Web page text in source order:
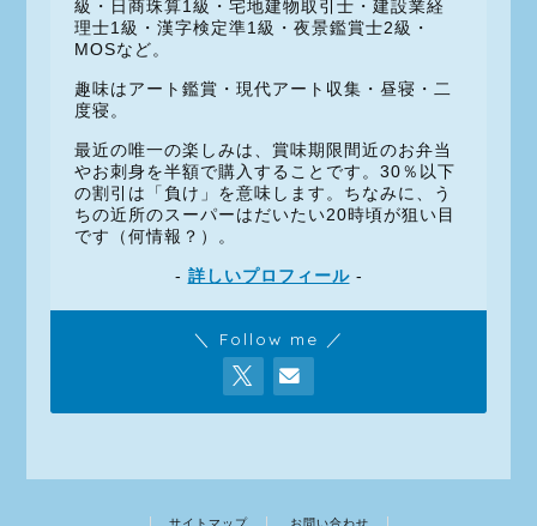
級・日商珠算1級・宅地建物取引士・建設業経
理士1級・漢字検定準1級・夜景鑑賞士2級・
MOSなど。
趣味はアート鑑賞・現代アート収集・昼寝・二
度寝。
最近の唯一の楽しみは、賞味期限間近のお弁当
やお刺身を半額で購入することです。30％以下
の割引は「負け」を意味します。ちなみに、う
ちの近所のスーパーはだいたい20時頃が狙い目
です（何情報？）。
- 詳しいプロフィール-
＼ Follow me ／
サイトマップ お問い合わせ